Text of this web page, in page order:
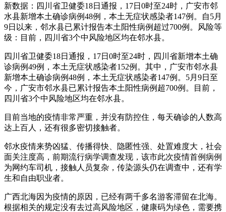
新数据：四川省卫健委18日通报，17日0时至24时，广安市邻
水县新增本土确诊病例48例，本土无症状感染者147例。自5月
9日以来，邻水县已累计报告本土阳性病例超过700例。风险等
级：目前，四川省3个中风险地区均在邻水县。
四川省卫健委18日通报，17日0时至24时，四川省新增本土确
诊病例49例，本土无症状感染者152例。其中，广安市邻水县
新增本土确诊病例48例，本土无症状感染者147例。5月9日至
今，广安市邻水县已累计报告本土阳性病例超700例。目前，
四川省3个中风险地区均在邻水县。
目前当地的疫情非常严重，并没有防控住，每天确诊的人数高
达上百人，还有很多密切接触者。
邻水疫情来势凶猛、传播得快、隐匿性强、处置难度大，社会
面关注度高，前期流行病学调查发现，该市此次疫情首例病例
为网约车司机，接触人员复杂，传染源头仍在调查中，还有学
生和自由职业者。
广西北海因为疫情的原因，已经有两千多名游客滞留在北海。
根据相关的规定没有去过高风险地区，健康码为绿色，需要携